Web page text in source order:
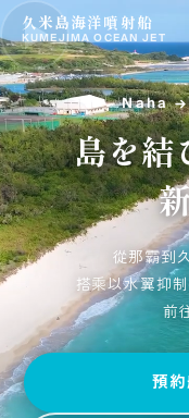
久米島海洋噴射船
KUMEJIMA OCEAN JET
Naha
島を結
從那霸到
搭乘以水翼抑
前
預